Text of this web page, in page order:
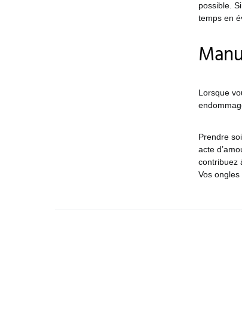
possible.
temps en
Lorsque
Prendre
acte
contribuez
Vos